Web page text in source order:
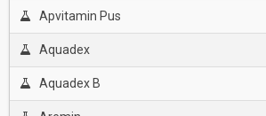
Apvitamin Pus
Aquadex
Aquadex B